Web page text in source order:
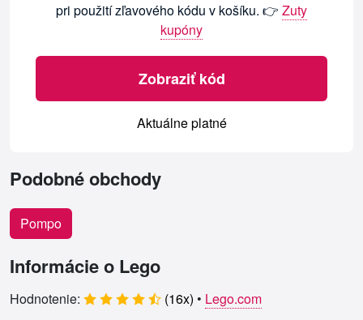
pri použití zľavového kódu v košíku. 👉 Zuty
kupóny
Zobraziť kód
Aktuálne platné
Podobné obchody
Pompo
Informácie o Lego
Hodnotenie: (16x) • Lego.com